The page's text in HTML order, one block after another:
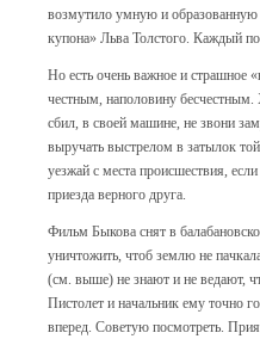
возмутило умную и образованную
купона» Льва Толстого. Каждый
Но есть очень важное и страшное
честным, наполовину
сбил, в своей машине, не звони
выручать выстрелом в затылок
уезжай с места происшествия,
приезда верного друга.
Фильм Быкова снят в
уничтожить, чтоб землю не
(см. выше) не знают и не ведают,
Пистолет и начальник ему точно
вперед. Советую посмотреть.